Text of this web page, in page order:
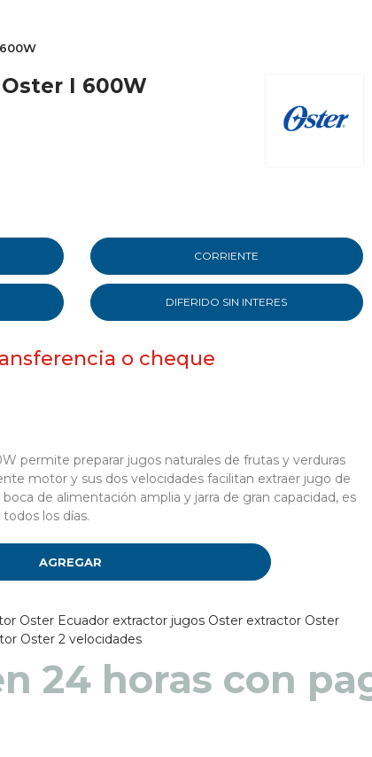
I 600W
CORRIENTE
DIFERIDO SIN INTERES
o cheque
permite preparar jugos naturales de frutas y verduras
motor y sus dos velocidades facilitan extraer jugo de
de alimentación amplia y jarra de gran capacidad, es
los días.
AGREGAR
Oster Ecuador extractor jugos Oster extractor Oster
Oster 2 velocidades
48 a 72 horas